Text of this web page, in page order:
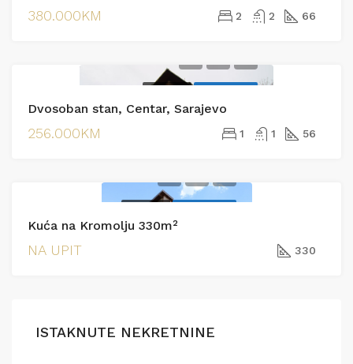
380.000KM 2 2 66
Dvosoban stan, Centar, Sarajevo
256.000KM 1 1 56
Kuća na Kromolju 330m²
NA UPIT 330
ISTAKNUTE NEKRETNINE